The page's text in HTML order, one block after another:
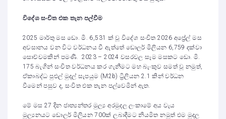
විදේශ සංචිත එක තැන පල්වීම
2025 මාර්තු මස ඩො. මි. 6,531 ක් වූ විදේශ සංචිත 2026 අප්‍රේල් මස
අවසානය වන විට වර්ධනය වී ඇත්තේ ඩොලර් මිලියන 6,759 දක්වා
සොච්චමකින් පමණී. 2023 – 2024 වසරවල සෑම මසකට ඩො. මි.
175 බැගින් සංචිත වර්ධනය කර ගැනීමට මහ බැංකුව සමත් වූ නමුත්,
ඒකාබද්ධ පුළුල් මුදල් සැපයුම (M2b) ට්‍රිලියන 2.1 කින් වර්ධන
වීමෙන් පසුව ද, සංවිත එක තැන පල්වෙමින් ඇත.
මේ මස 27 දින ජාත්‍යන්තර මුල්‍ය අරමුදල ලංකාමේ අය වැය
මුල්‍යනයට ඩොලර් මිලියන 700ක් ලබාදීමට නියමිත නමුත් එම මුදල